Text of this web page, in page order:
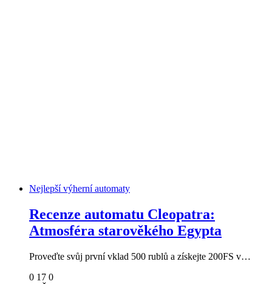
Nejlepší výherní automaty
Recenze automatu Cleopatra:
Atmosféra starověkého Egypta
Proveďte svůj první vklad 500 rublů a získejte 200FS v…
0 17 0